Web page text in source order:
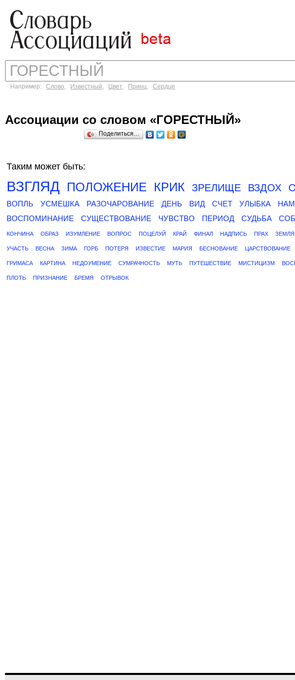
Например: Слово, Известный, Цвет, Принц, Сердце
Ассоциации со словом «ГОРЕСТНЫЙ»
Поделиться…
Таким может быть:
ВЗГЛЯД ПОЛОЖЕНИЕ КРИК ЗРЕЛИЩЕ ВЗДОХ
ВОПЛЬ УСМЕШКА РАЗОЧАРОВАНИЕ ДЕНЬ ВИД СЧЕТ УЛЫБКА
ВОСПОМИНАНИЕ
СУЩЕСТВОВАНИЕ ЧУВСТВО ПЕРИОД СУДЬБА
КОНЧИНА ОБРАЗ ИЗУМЛЕНИЕ ВОПРОС ПОЦЕЛУЙ КРАЙ ФИНАЛ НАДПИСЬ ПРАХ ЗЕМЛЯ
УЧАСТЬ ВЕСНА ЗИМА ГОРБ ПОТЕРЯ ИЗВЕСТИЕ МАРИЯ БЕСНОВАНИЕ ЦАРСТВОВАНИЕ
ГРИМАСА КАРТИНА НЕДОУМЕНИЕ СУМРАЧНОСТЬ МУТЬ ПУТЕШЕСТВИЕ МИСТИЦИЗМ
ПЛОТЬ ПРИЗНАНИЕ БРЕМЯ ОТРЫВОК